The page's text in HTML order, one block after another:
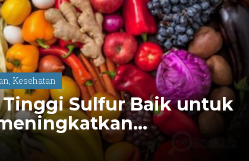
, Kesehatan
Tinggi Sulfur Baik untuk